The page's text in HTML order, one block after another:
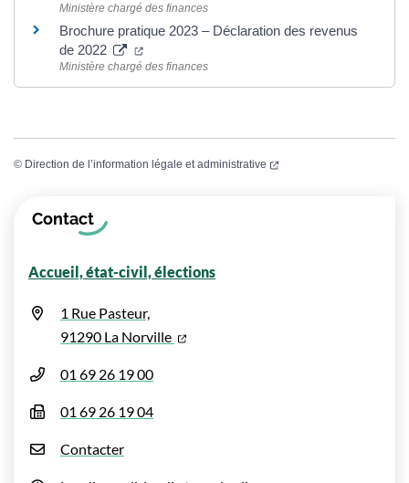
Ministère chargé des finances
Brochure pratique 2023 – Déclaration des revenus
de 2022
(ouverture dans un nouvel onglet)
Ministère chargé des finances
© Direction de l’information légale et administrative (ouverture dans un
Informations complémentaires
Contact
Accueil, état-civil, élections
1 Rue Pasteur,
91290 La Norville
(ouverture dans un nouvel onglet)
01 69 26 19 00
01 69 26 19 04
Contacter